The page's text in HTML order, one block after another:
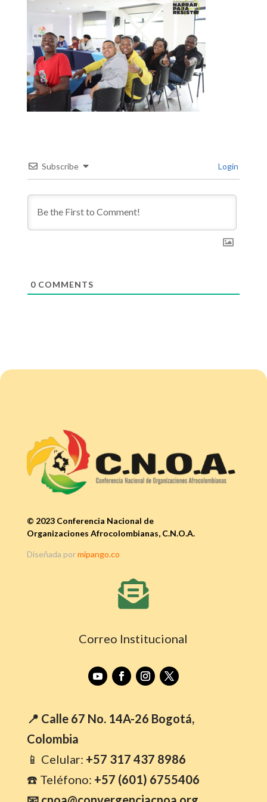
Subscribe Login
0COMMENTS
© 2023 Conferencia Nacional de
Organizaciones Afrocolombianas, C.N.O.A.
Diseñada pormipango.co

Correo Institucional
📍 Calle 67 No. 14A-26 Bogotá,
Colombia
📱 Celular: +57 317 437 8986
☎️ Teléfono: +57 (601) 6755406